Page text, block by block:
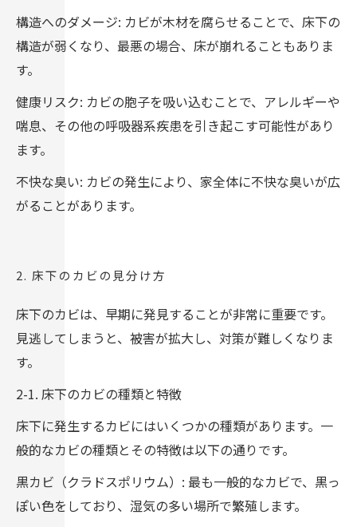
構造へのダメージ: カビが木材を腐らせることで、床下の
構造が弱くなり、最悪の場合、床が崩れることもありま
す。
健康リスク: カビの胞子を吸い込むことで、アレルギーや
喘息、その他の呼吸器系疾患を引き起こす可能性があり
ます。
不快な臭い: カビの発生により、家全体に不快な臭いが広
がることがあります。
2. 床下のカビの見分け方
床下のカビは、早期に発見することが非常に重要です。
見逃してしまうと、被害が拡大し、対策が難しくなりま
す。
2-1. 床下のカビの種類と特徴
床下に発生するカビにはいくつかの種類があります。一
般的なカビの種類とその特徴は以下の通りです。
黒カビ（クラドスポリウム）: 最も一般的なカビで、黒っ
ぽい色をしており、湿気の多い場所で繁殖します。